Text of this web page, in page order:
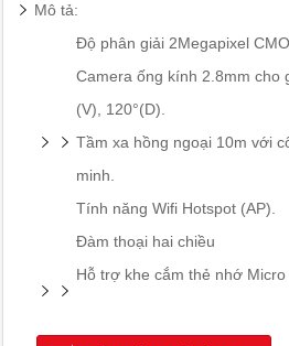
Mô tả:
Độ phân giải 2Megapixel
Camera ống kính 2.8mm cho
(V), 120°(D).
Tầm xa hồng ngoại 10m với
minh.
Tính năng Wifi Hotspot (AP).
Đàm thoại hai chiều
Hỗ trợ khe cắm thẻ nhớ Micro